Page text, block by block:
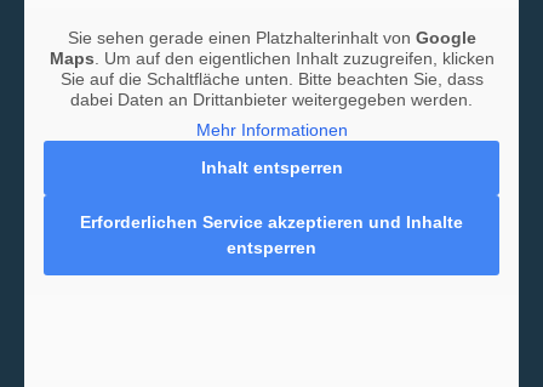
Sie sehen gerade einen Platzhalterinhalt von Google
Maps . Um auf den eigentlichen Inhalt zuzugreifen, klicken
Sie auf die Schaltfläche unten. Bitte beachten Sie, dass
dabei Daten an Drittanbieter weitergegeben werden.
Mehr Informationen
Inhalt entsperren
Erforderlichen Service akzeptieren und Inhalte
entsperren